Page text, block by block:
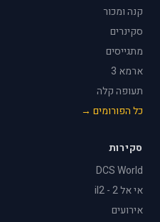
קנה ומכור
סקינרים
מתגייסים
ארמא 3
תעופה קלה
כל הפורומים →
סקירות
DCS World
אי אל 2 - il2
אירועים